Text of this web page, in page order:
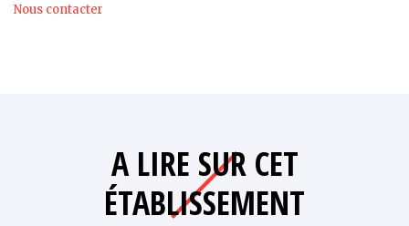
Nous contacter
A LIRE SUR CET
ÉTABLISSEMENT